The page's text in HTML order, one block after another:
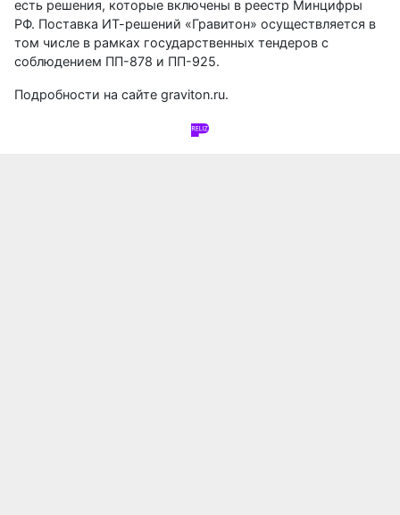
есть решения, которые включены в реестр Минцифры
РФ. Поставка ИТ-решений «Гравитон» осуществляется в
том числе в рамках государственных тендеров с
соблюдением ПП-878 и ПП-925.
Подробности на сайте graviton.ru.